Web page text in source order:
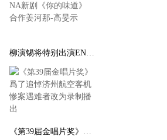
李栋旭主演的《杀手的购物中心》第二季确定制作
李浚赫&韩志旼《我的完美秘书》制作发表会因济